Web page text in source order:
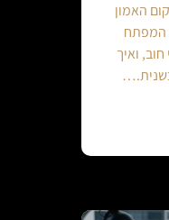
האמון
המפתח
ואיך